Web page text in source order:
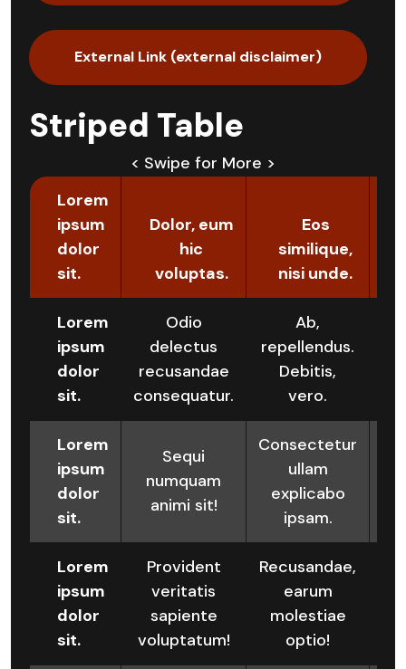
External Link (external disclaimer)
Striped Table
< Swipe for More >
Lorem
ipsum
dolor
sit.
Dolor, eum
hic
voluptas.
Eos
similique,
nisi unde.
Lorem
ipsum
dolor
sit.
Odio
delectus
recusandae
consequatur.
Ab,
repellendus.
Debitis,
vero.
Lorem
ipsum
dolor
sit.
Sequi
numquam
animi sit!
Consectetur
ullam
explicabo
ipsam.
Lorem
ipsum
dolor
sit.
Provident
veritatis
sapiente
voluptatum!
Recusandae,
earum
molestiae
optio!